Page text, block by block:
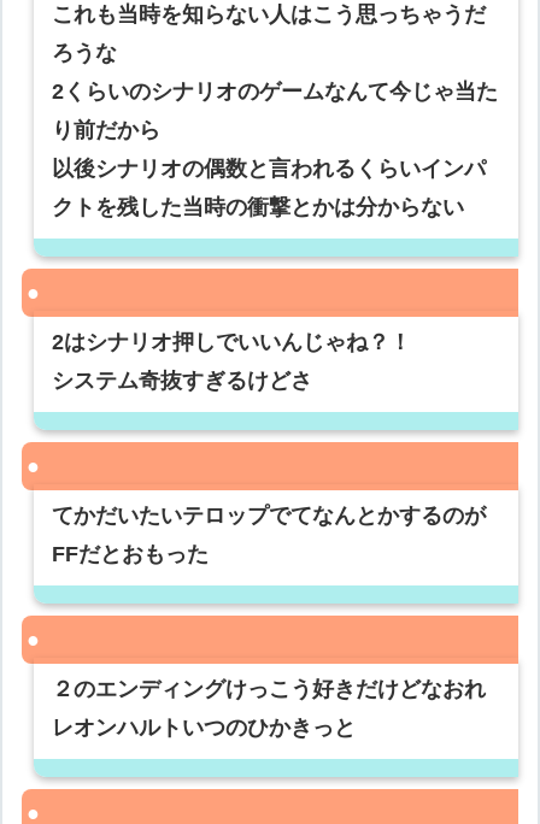
これも当時を知らない人はこう思っちゃうだ
ろうな
2くらいのシナリオのゲームなんて今じゃ当た
り前だから
以後シナリオの偶数と言われるくらいインパ
クトを残した当時の衝撃とかは分からない
2はシナリオ押しでいいんじゃね？！
システム奇抜すぎるけどさ
てかだいたいテロップでてなんとかするのが
FFだとおもった
２のエンディングけっこう好きだけどなおれ
レオンハルトいつのひかきっと